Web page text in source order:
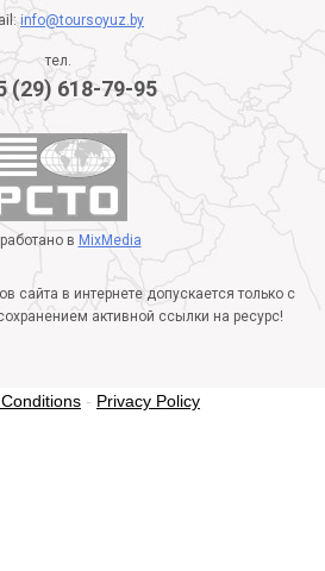
info@toursoyuz.by
тел.
(29) 618-79-95
в MixMedia
сайта в интернете допускается только с
активной ссылки на ресурс!
- Privacy Policy